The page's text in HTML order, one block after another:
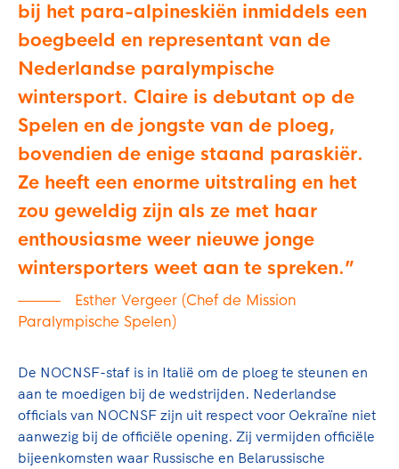
Lees verder
bij het para-alpineskiën inmiddels een
boegbeeld en representant van de
Nederlandse paralympische
wintersport. Claire is debutant op de
Spelen en de jongste van de ploeg,
bovendien de enige staand paraskiër.
Ze heeft een enorme uitstraling en het
zou geweldig zijn als ze met haar
enthousiasme weer nieuwe jonge
wintersporters weet aan te spreken.
Esther Vergeer (Chef de Mission
Paralympische Spelen)
De NOCNSF-staf is in Italië om de ploeg te steunen en
aan te moedigen bij de wedstrijden. Nederlandse
officials van NOCNSF zijn uit respect voor Oekraïne niet
aanwezig bij de officiële opening. Zij vermijden officiële
bijeenkomsten waar Russische en Belarussische